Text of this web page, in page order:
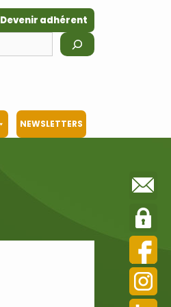
Devenir adhérent
NEWSLETTERS